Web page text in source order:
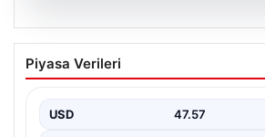
05.08.2026
Burdur’da Park Yeri Kavgası
Baba ve Oğlu Bıçakla
anlaşmazlık, komşular arasında kısa
kanlı…
Piyasa Verileri
USD 47.57